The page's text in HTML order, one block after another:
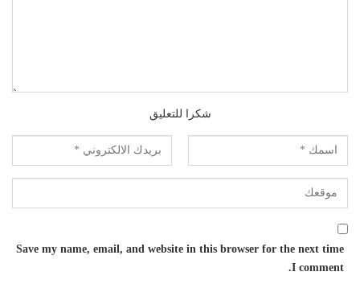
شكرا للتعليق
Save my name, email, and website in this browser for the next time
I comment.